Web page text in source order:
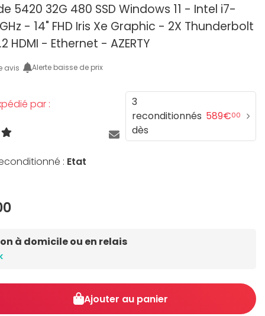
5420 32G 480 SSD Windows 11 - Intel i7-
- 14" FHD Iris Xe Graphic - 2X Thunderbolt
HDMI - Ethernet - AZERTY
avis Alerte baisse de prix
par :
: Etat
3
reconditionnés
dès
589€00
à domicile ou en relais
Ajouter au panier